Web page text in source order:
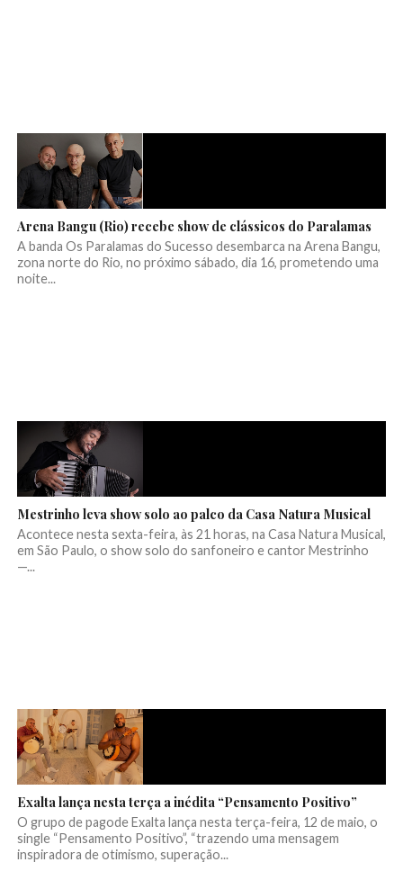
Arena Bangu (Rio) recebe show de clássicos do Paralamas
A banda Os Paralamas do Sucesso desembarca na Arena Bangu,
zona norte do Rio, no próximo sábado, dia 16, prometendo uma
noite...
Mestrinho leva show solo ao palco da Casa Natura Musical
Acontece nesta sexta-feira, às 21 horas, na Casa Natura Musical,
em São Paulo, o show solo do sanfoneiro e cantor Mestrinho
—...
Exalta lança nesta terça a inédita “Pensamento Positivo”
O grupo de pagode Exalta lança nesta terça-feira, 12 de maio, o
single “Pensamento Positivo”, “trazendo uma mensagem
inspiradora de otimismo, superação...